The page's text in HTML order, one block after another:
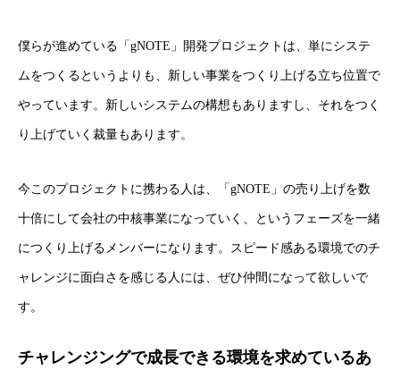
僕らが進めている「gNOTE」開発プロジェクトは、単にシステ
ムをつくるというよりも、新しい事業をつくり上げる立ち位置で
やっています。新しいシステムの構想もありますし、それをつく
り上げていく裁量もあります。
今このプロジェクトに携わる人は、「gNOTE」の売り上げを数
十倍にして会社の中核事業になっていく、というフェーズを一緒
につくり上げるメンバーになります。スピード感ある環境でのチ
ャレンジに面白さを感じる人には、ぜひ仲間になって欲しいで
す。
チャレンジングで成長できる環境を求めているあ